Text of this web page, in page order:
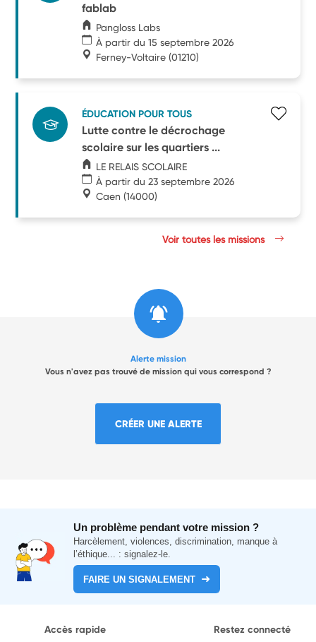
fablab
Pangloss Labs
À partir du 15 septembre 2026
Ferney-Voltaire (01210)
ÉDUCATION POUR TOUS
Lutte contre le décrochage
scolaire sur les quartiers ...
LE RELAIS SCOLAIRE
À partir du 23 septembre 2026
Caen (14000)
Voir toutes les missions
Alerte mission
Vous n'avez pas trouvé de mission qui vous correspond ?
CRÉER UNE ALERTE
Un problème pendant votre mission ?
Harcèlement, violences, discrimination, manque à
l’éthique... : signalez-le.
FAIRE UN SIGNALEMENT
Accès rapide Restez connecté